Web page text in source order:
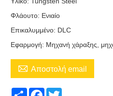
Φλάουτο: Ενιαίο
Επικαλυμμένο: DLC
Εφαρμογή: Μηχανή χάραξης,
 Αποστολή email
ShareFacebook